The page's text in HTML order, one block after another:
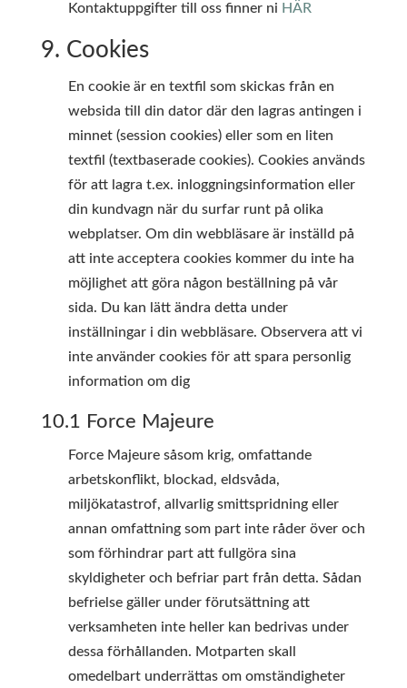
Kontaktuppgifter till oss finner ni HÄR
9. Cookies
En cookie är en textfil som skickas från en
websida till din dator där den lagras antingen i
minnet (session cookies) eller som en liten
textfil (textbaserade cookies). Cookies används
för att lagra t.ex. inloggningsinformation eller
din kundvagn när du surfar runt på olika
webplatser. Om din webbläsare är inställd på
att inte acceptera cookies kommer du inte ha
möjlighet att göra någon beställning på vår
sida. Du kan lätt ändra detta under
inställningar i din webbläsare. Observera att vi
inte använder cookies för att spara personlig
information om dig
10.1 Force Majeure
Force Majeure såsom krig, omfattande
arbetskonflikt, blockad, eldsvåda,
miljökatastrof, allvarlig smittspridning eller
annan omfattning som part inte råder över och
som förhindrar part att fullgöra sina
skyldigheter och befriar part från detta. Sådan
befrielse gäller under förutsättning att
verksamheten inte heller kan bedrivas under
dessa förhållanden. Motparten skall
omedelbart underrättas om omständigheter